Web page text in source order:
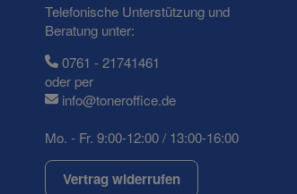
(* = Pflichtfelder)
Telefonische Unterstützung und
Beratung unter:
0761 - 21741461
oder per
info@toneroffice.de
Mo. - Fr. 9:00-12:00 / 13:00-16:00
Vertrag widerrufen